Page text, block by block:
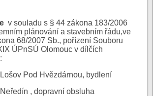
v souladu s § 44 zákona 183/2006
plánování a stavebním řádu,ve
68/2007 Sb., pořízení Souboru
ÚPnSÚ Olomouc v dílčích
Pod Hvězdárnou, bydlení
, dopravní obsluha